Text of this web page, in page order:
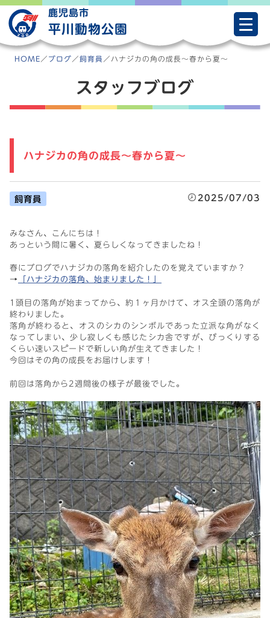
Skip
to
content
鹿児島市
平川動物公園
HOME ／ ブログ ／飼育員 ／ ハナジカの角の成長～春から夏～
スタッフブログ
ハナジカの角の成長～春から夏～
飼育員 2025/07/03
みなさん、こんにちは！
あっという間に暑く、夏らしくなってきましたね！
春にブログでハナジカの落角を紹介したのを覚えていますか？
→
「ハナジカの落角、始まりました！」
1頭目の落角が始まってから、約１ヶ月かけて、オス全頭の落角が
終わりました。
落角が終わると、オスのシカのシンボルであった立派な角がなく
なってしまい、少し寂しくも感じたシカ舎ですが、びっくりする
くらい速いスピードで新しい角が生えてきました！
今回はその角の成長をお届けします！
前回は落角から2週間後の様子が最後でした。